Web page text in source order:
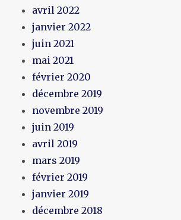
avril 2022
janvier 2022
juin 2021
mai 2021
février 2020
décembre 2019
novembre 2019
juin 2019
avril 2019
mars 2019
février 2019
janvier 2019
décembre 2018